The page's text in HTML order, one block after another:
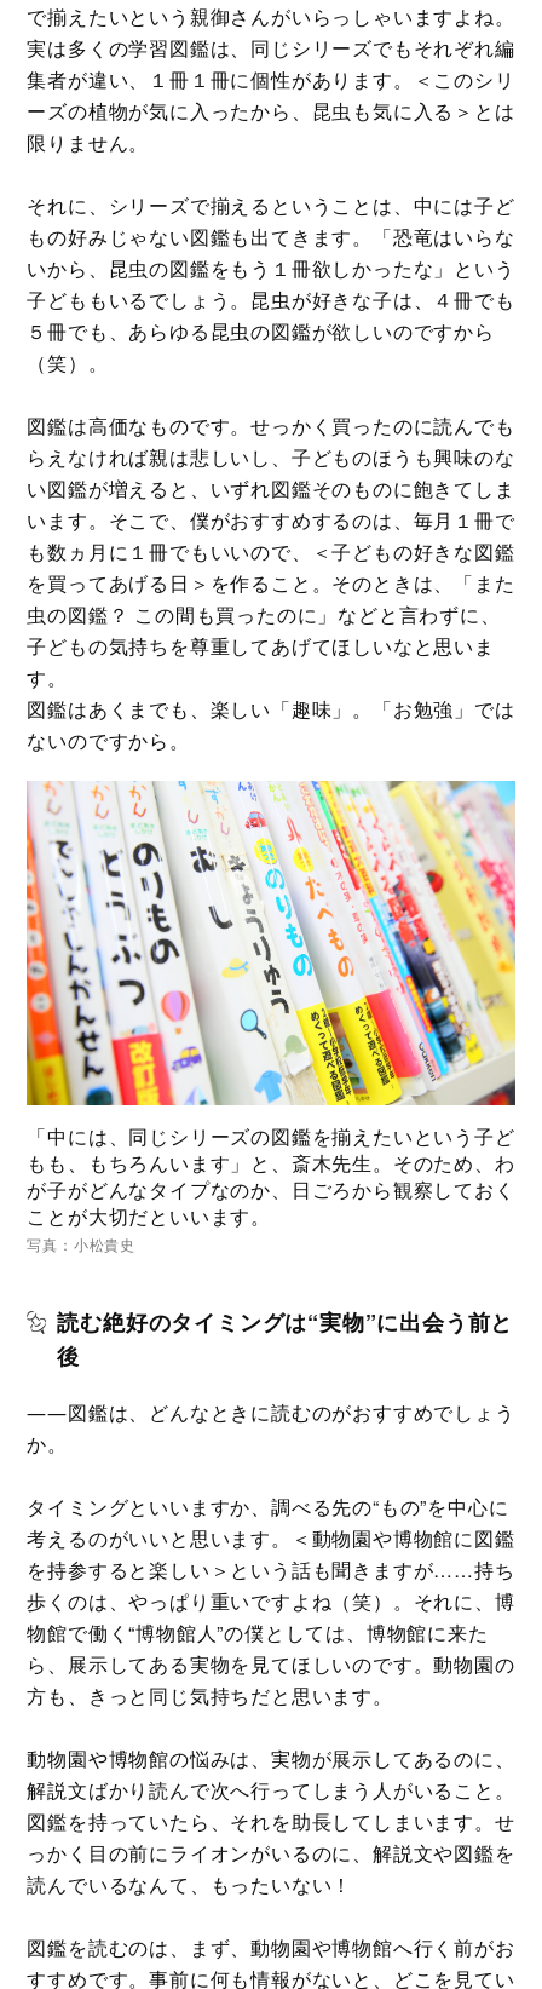
で揃えたいという親御さんがいらっしゃいますよね。
実は多くの学習図鑑は、同じシリーズでもそれぞれ編
集者が違い、１冊１冊に個性があります。＜このシリ
ーズの植物が気に入ったから、昆虫も気に入る＞とは
限りません。
それに、シリーズで揃えるということは、中には子ど
もの好みじゃない図鑑も出てきます。「恐竜はいらな
いから、昆虫の図鑑をもう１冊欲しかったな」という
子どももいるでしょう。昆虫が好きな子は、４冊でも
５冊でも、あらゆる昆虫の図鑑が欲しいのですから
（笑）。
図鑑は高価なものです。せっかく買ったのに読んでも
らえなければ親は悲しいし、子どものほうも興味のな
い図鑑が増えると、いずれ図鑑そのものに飽きてしま
います。そこで、僕がおすすめするのは、毎月１冊で
も数ヵ月に１冊でもいいので、＜子どもの好きな図鑑
を買ってあげる日＞を作ること。そのときは、「また
虫の図鑑？ この間も買ったのに」などと言わずに、
子どもの気持ちを尊重してあげてほしいなと思いま
す。
図鑑はあくまでも、楽しい「趣味」。「お勉強」では
ないのですから。
「中には、同じシリーズの図鑑を揃えたいという子ど
もも、もちろんいます」と、斎木先生。そのため、わ
が子がどんなタイプなのか、日ごろから観察しておく
ことが大切だといいます。
写真：小松貴史
読む絶好のタイミングは“実物”に出会う前と
後
――図鑑は、どんなときに読むのがおすすめでしょう
か。
タイミングといいますか、調べる先の“もの”を中心に
考えるのがいいと思います。＜動物園や博物館に図鑑
を持参すると楽しい＞という話も聞きますが……持ち
歩くのは、やっぱり重いですよね（笑）。それに、博
物館で働く“博物館人”の僕としては、博物館に来た
ら、展示してある実物を見てほしいのです。動物園の
方も、きっと同じ気持ちだと思います。
動物園や博物館の悩みは、実物が展示してあるのに、
解説文ばかり読んで次へ行ってしまう人がいること。
図鑑を持っていたら、それを助長してしまいます。せ
っかく目の前にライオンがいるのに、解説文や図鑑を
読んでいるなんて、もったいない！
図鑑を読むのは、まず、動物園や博物館へ行く前がお
すすめです。事前に何も情報がないと、どこを見てい